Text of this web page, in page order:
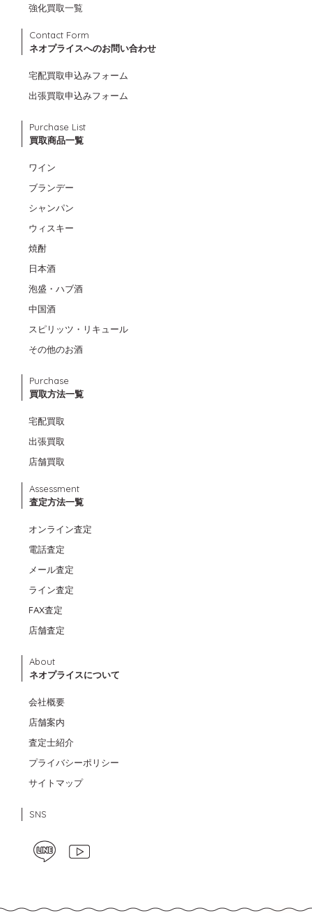
強化買取一覧
Contact Form
ネオプライスへのお問い合わせ
宅配買取申込みフォーム
出張買取申込みフォーム
Purchase List
買取商品一覧
ワイン
ブランデー
シャンパン
ウィスキー
焼酎
日本酒
泡盛・ハブ酒
中国酒
スピリッツ・リキュール
その他のお酒
Purchase
買取方法一覧
宅配買取
出張買取
店舗買取
Assessment
査定方法一覧
オンライン査定
電話査定
メール査定
ライン査定
FAX査定
店舗査定
About
ネオプライスについて
会社概要
店舗案内
査定士紹介
プライバシーポリシー
サイトマップ
SNS